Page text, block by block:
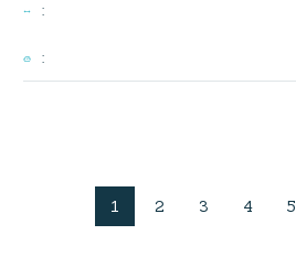
:
:
1 2 3 4 5